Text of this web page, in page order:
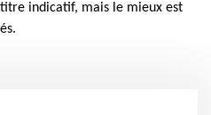
indicatif, mais le mieux est